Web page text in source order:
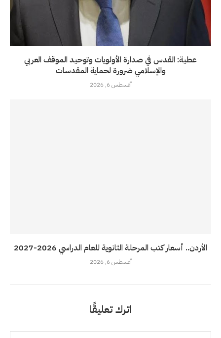
عطية: القدس في صدارة الأولويات وتوحيد الموقف العربي
والإسلامي ضرورة لحماية المقدسات
أغسطس 6, 2026
الأردن.. أسعار كتب المرحلة الثانوية للعام الدراسي 2026-2027
أغسطس 6, 2026
اترك تعليقًا